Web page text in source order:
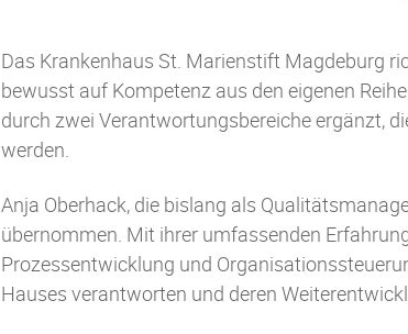
Das Krankenhaus St. Marienstift Magdeburg
bewusst auf Kompetenz aus den eigenen
durch zwei Verantwortungsbereiche ergänzt,
werden.
Anja Oberhack, die bislang als
übernommen. Mit ihrer umfassenden
Prozessentwicklung und
Hauses verantworten und deren